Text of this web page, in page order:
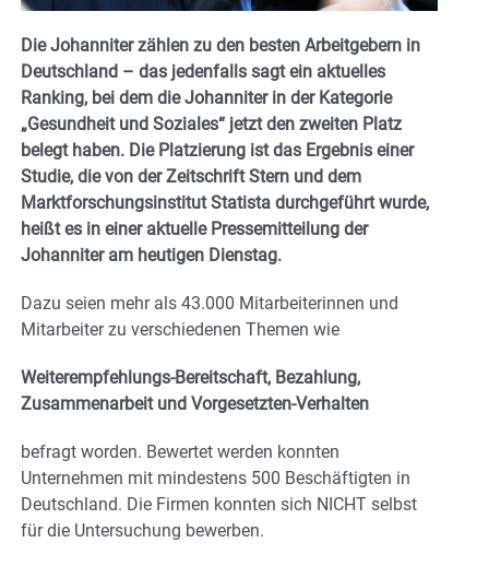
Die Johanniter zählen zu den besten Arbeitgebern in
Deutschland – das jedenfalls sagt ein aktuelles
Ranking, bei dem die Johanniter in der Kategorie
„Gesundheit und Soziales“ jetzt den zweiten Platz
belegt haben. Die Platzierung ist das Ergebnis einer
Studie, die von der Zeitschrift Stern und dem
Marktforschungsinstitut Statista durchgeführt wurde,
heißt es in einer aktuelle Pressemitteilung der
Johanniter am heutigen Dienstag.
Dazu seien mehr als 43.000 Mitarbeiterinnen und
Mitarbeiter zu verschiedenen Themen wie
Weiterempfehlungs-Bereitschaft, Bezahlung,
Zusammenarbeit und Vorgesetzten-Verhalten
befragt worden. Bewertet werden konnten
Unternehmen mit mindestens 500 Beschäftigten in
Deutschland. Die Firmen konnten sich NICHT selbst
für die Untersuchung bewerben.